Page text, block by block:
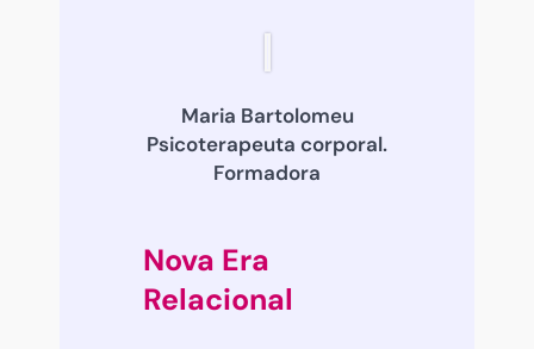
Maria Bartolomeu
Psicoterapeuta corporal.
Formadora
Nova Era
Relacional